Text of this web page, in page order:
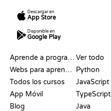
Descargar en
App Store
Disponible en
Google Play
Aprende a programar
Webs para aprender a programar gratis
Todos los cursos
App Móvil
Blog
Ver todo
Python
JavaScript
TypeScript
Java